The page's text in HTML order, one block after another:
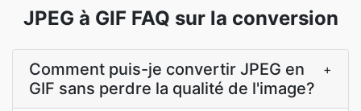
JPEG à GIF FAQ sur la conversion
Comment puis-je convertir JPEG en
GIF sans perdre la qualité de l'image?
+